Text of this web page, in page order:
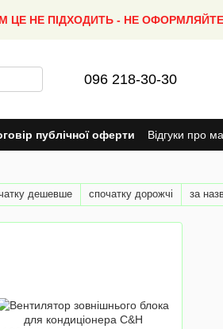
ЦЕ НЕ ПІДХОДИТЬ - НЕ
096 218-30-30
публічної оферти Відгуки про
дешевше спочатку дорожчі за